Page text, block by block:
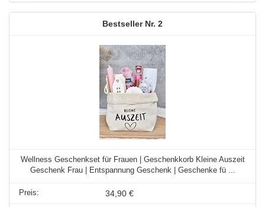
2
Wellness Geschenkset für Frauen | Geschenkkorb Kleine Auszeit
Geschenk Frau | Entspannung Geschenk | Geschenke fü ...
34,90 €